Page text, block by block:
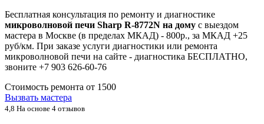
Бесплатная консультация по ремонту и диагностике
микроволновой печи Sharp R-8772N на дому с выездом
мастера в Москве (в пределах МКАД) - 800р., за МКАД +25
руб/км. При заказе услуги диагностики или ремонта
микроволновой печи на сайте - диагностика БЕСПЛАТНО,
звоните +7 903 626-60-76
Стоимость ремонта от 1500
Вызвать мастера
4,8 На основе 4 отзывов